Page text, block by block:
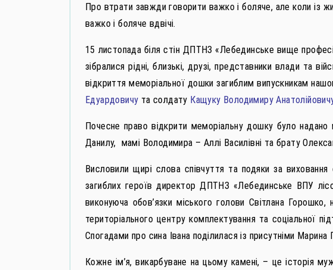
Про втрати завжди говорити важко і боляче, але коли із
важко і боляче вдвічі.
15 листопада біля стін ДПТНЗ «Лебединське вище
зібралися рідні, близькі, друзі, представники влади та
відкриття меморіальної дошки загиблим випускникам
Едуардовичу та солдату Кащуку Володимиру
Почесне право відкрити меморіальну дошку було надано
Данилу, мамі Володимира – Аллі Василівні та брату
Висловили щирі слова співчуття та подяки за виховання
загиблих героїв директор ДПТНЗ «Лебединське ВПУ
виконуюча обов’язки міського голови Світлана Горошко,
територіального центру комплектування та соціальної
Спогадами про сина Івана поділилася із присутніми Марина
Кожне ім’я, викарбуване на цьому камені, – це історія